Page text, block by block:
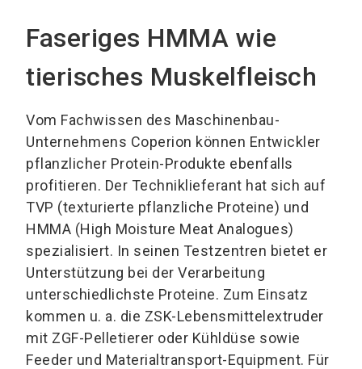
Faseriges HMMA wie
tierisches Muskelfleisch
Vom Fachwissen des Maschinenbau-
Unternehmens Coperion können Entwickler
pflanzlicher Protein-Produkte ebenfalls
profitieren. Der Techniklieferant hat sich auf
TVP (texturierte pflanzliche Proteine) und
HMMA (High Moisture Meat Analogues)
spezialisiert. In seinen Testzentren bietet er
Unterstützung bei der Verarbeitung
unterschiedlichste Proteine. Zum Einsatz
kommen u. a. die ZSK-Lebensmittelextruder
mit ZGF-Pelletierer oder Kühldüse sowie
Feeder und Materialtransport-Equipment. Für